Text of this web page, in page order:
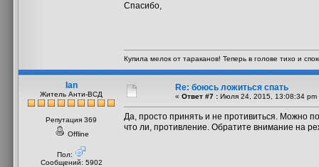
Спасибо,
Купила мелок от тараканов! Теперь в голове тихо и
Ian
Житель Анти-ВСД
Репутация 369
Offline
Пол:
Сообщений: 5902
Re: боюсь ложиться спать
« Ответ #7 : Июля 24, 2015, 13:08:34 pm
Да, просто принять и не противиться. Можно
что ли, противление. Обратите внимание на